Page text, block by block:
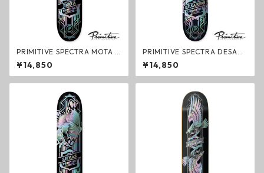
PRIMITIVE SPECTRA MOTA L
YNX Deck デッキ スケートボ
ード プリミティブ
¥14,850
PRIMITIVE SPECTRA DESAR
MO OWL Deck デッキ スケー
トボード プリミティブ
¥14,850